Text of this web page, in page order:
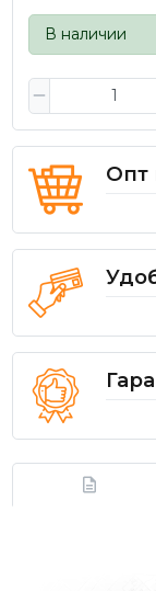
В наличии
Опт